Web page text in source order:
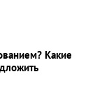
Какие